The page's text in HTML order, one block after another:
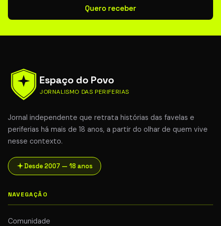
Quero receber
Espaço do Povo
JORNALISMO DAS PERIFERIAS
Jornal independente que retrata histórias das favelas e
periferias há mais de 18 anos, a partir do olhar de quem vive
nesse contexto.
Desde 2007 — 18 anos
NAVEGAÇÃO
Comunidade